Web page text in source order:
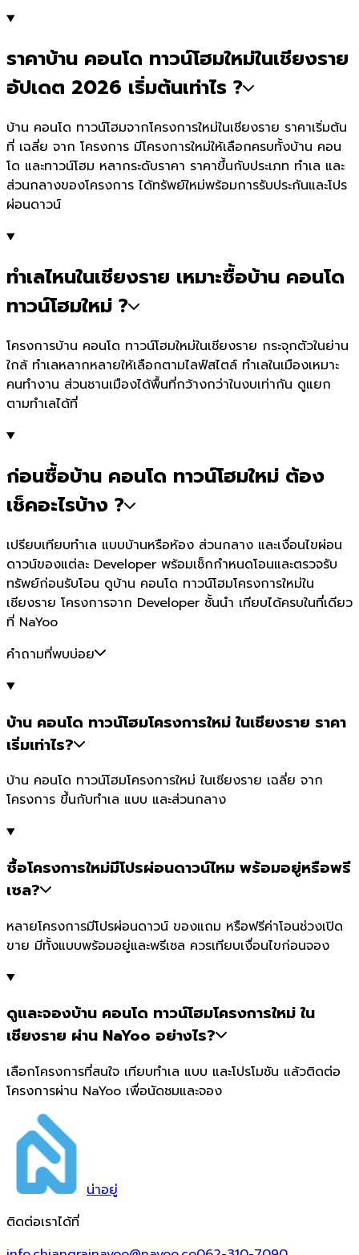
ราคาบ้าน คอนโด ทาวน์โฮมใหม่ในเชียงราย
อัปเดต 2026 เริ่มต้นเท่าไร ?
บ้าน คอนโด ทาวน์โฮมจากโครงการใหม่ในเชียงราย ราคาเริ่มต้น
ที่ เฉลี่ย จาก โครงการ มีโครงการใหม่ให้เลือกครบทั้งบ้าน คอน
โด และทาวน์โฮม หลากระดับราคา ราคาขึ้นกับประเภท ทำเล และ
ส่วนกลางของโครงการ ได้ทรัพย์ใหม่พร้อมการรับประกันและโปร
ผ่อนดาวน์
ทำเลไหนในเชียงราย เหมาะซื้อบ้าน คอนโด
ทาวน์โฮมใหม่ ?
โครงการบ้าน คอนโด ทาวน์โฮมใหม่ในเชียงราย กระจุกตัวในย่าน
ใกล้ ทำเลหลากหลายให้เลือกตามไลฟ์สไตล์ ทำเลในเมืองเหมาะ
คนทำงาน ส่วนชานเมืองได้พื้นที่กว้างกว่าในงบเท่ากัน ดูแยก
ตามทำเลได้ที่
ก่อนซื้อบ้าน คอนโด ทาวน์โฮมใหม่ ต้อง
เช็คอะไรบ้าง ?
เปรียบเทียบทำเล แบบบ้านหรือห้อง ส่วนกลาง และเงื่อนไขผ่อน
ดาวน์ของแต่ละ Developer พร้อมเช็กกำหนดโอนและตรวจรับ
ทรัพย์ก่อนรับโอน ดูบ้าน คอนโด ทาวน์โฮมโครงการใหม่ใน
เชียงราย โครงการจาก Developer ชั้นนำ เทียบได้ครบในที่เดียว
ที่ NaYoo
คำถามที่พบบ่อย
บ้าน คอนโด ทาวน์โฮมโครงการใหม่ ในเชียงราย ราคา
เริ่มเท่าไร?
บ้าน คอนโด ทาวน์โฮมโครงการใหม่ ในเชียงราย เฉลี่ย จาก
โครงการ ขึ้นกับทำเล แบบ และส่วนกลาง
ซื้อโครงการใหม่มีโปรผ่อนดาวน์ไหม พร้อมอยู่หรือพรี
เซล?
หลายโครงการมีโปรผ่อนดาวน์ ของแถม หรือฟรีค่าโอนช่วงเปิด
ขาย มีทั้งแบบพร้อมอยู่และพรีเซล ควรเทียบเงื่อนไขก่อนจอง
ดูและจองบ้าน คอนโด ทาวน์โฮมโครงการใหม่ ใน
เชียงราย ผ่าน NaYoo อย่างไร?
เลือกโครงการที่สนใจ เทียบทำเล แบบ และโปรโมชัน แล้วติดต่อ
โครงการผ่าน NaYoo เพื่อนัดชมและจอง
น่าอยู่
ติดต่อเราได้ที่